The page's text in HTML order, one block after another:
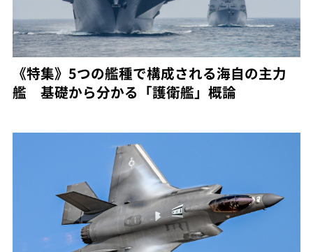
《特集》5つの艦種で構成される海自の主力
艦 基礎から分かる「護衛艦」概論